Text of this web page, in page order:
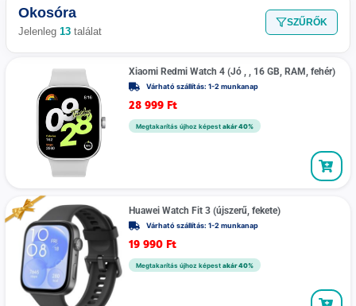
Okosóra
Jelenleg 13 találat
SZŰRŐK
Xiaomi Redmi Watch 4 (Jó , , 16 GB, RAM, fehér)
Várható szállítás: 1-2 munkanap
28 999 Ft
Megtakarítás újhoz képest akár 40%
Huawei Watch Fit 3 (újszerű, fekete)
Várható szállítás: 1-2 munkanap
19 990 Ft
Megtakarítás újhoz képest akár 40%